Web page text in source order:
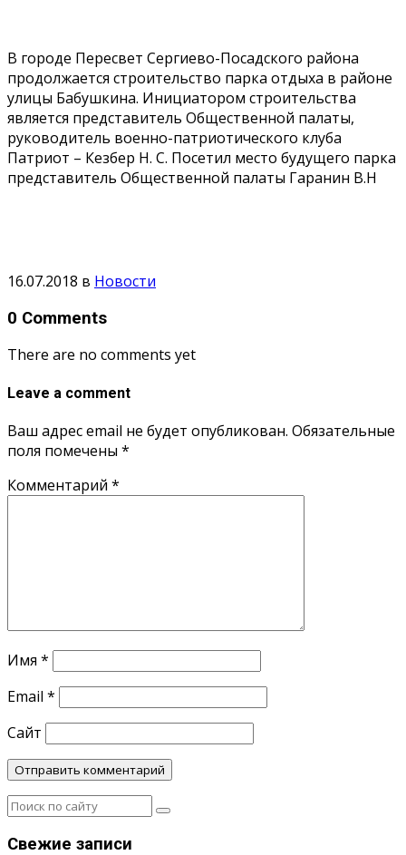
В городе Пересвет Сергиево-Посадского района
продолжается строительство парка отдыха в районе
улицы Бабушкина. Инициатором строительства
является представитель Общественной палаты,
руководитель военно-патриотического клуба
Патриот – Кезбер Н. С. Посетил место будущего парка
представитель Общественной палаты Гаранин В.Н
16.07.2018 в Новости
0 Comments
There are no comments yet
Leave a comment
Ваш адрес email не будет опубликован. Обязательные
поля помечены *
Комментарий *
Имя *
Email *
Сайт
Свежие записи